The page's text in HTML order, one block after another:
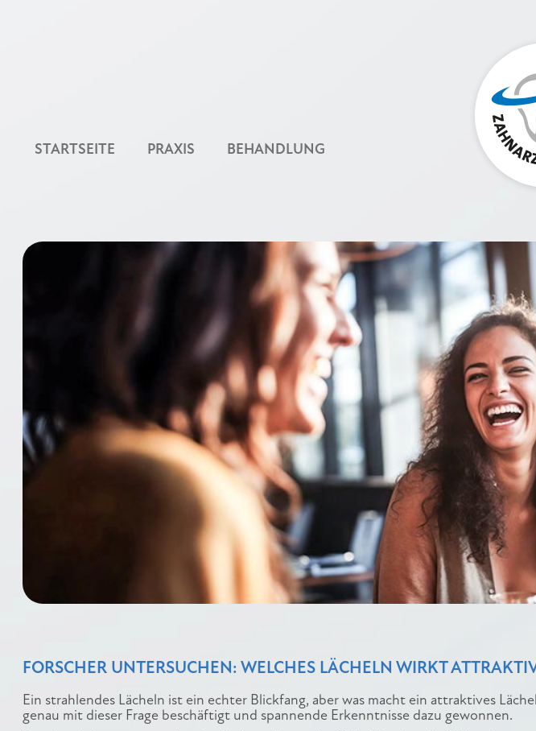
STARTSEITE PRAXIS BEHANDLUNG
FORSCHER UNTERSUCHEN: WELCHES LÄCHELN WIRKT
Ein strahlendes Lächeln ist ein echter Blickfang, aber was macht ein attraktives
genau mit dieser Frage beschäftigt und spannende Erkenntnisse dazu gewonnen.